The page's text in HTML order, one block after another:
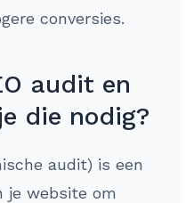
conversies.
audit en
die nodig?
audit) is een
je website om